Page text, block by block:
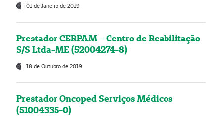
01 de Janeiro de 2019
Prestador CERPAM – Centro de Reabilitação
S/S Ltda-ME (52004274-8)
18 de Outubro de 2019
Prestador Oncoped Serviços Médicos
(51004335-0)